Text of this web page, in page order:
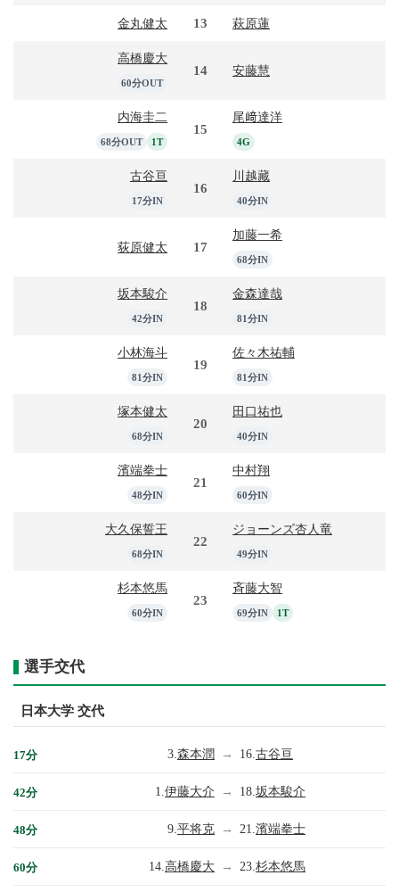
金丸健太 13 萩原蓮
高橋慶大
60分OUT
14 安藤慧
内海圭二
68分OUT 1T
15
尾﨑達洋
4G
古谷亘
17分IN
16
川越藏
40分IN
荻原健太 17
加藤一希
68分IN
坂本駿介
42分IN
18
金森達哉
81分IN
小林海斗
81分IN
19
佐々木祐輔
81分IN
塚本健太
68分IN
20
田口祐也
40分IN
濱端拳士
48分IN
21
中村翔
60分IN
大久保誓王
68分IN
22
ジョーンズ杏人竜
49分IN
杉本悠馬
60分IN
23
斉藤大智
69分IN 1T
選手交代
日本大学 交代
17分 3. 森本潤 → 16. 古谷亘
42分 1. 伊藤大介 → 18. 坂本駿介
48分 9. 平将克 → 21. 濱端拳士
60分 14. 高橋慶大 → 23. 杉本悠馬